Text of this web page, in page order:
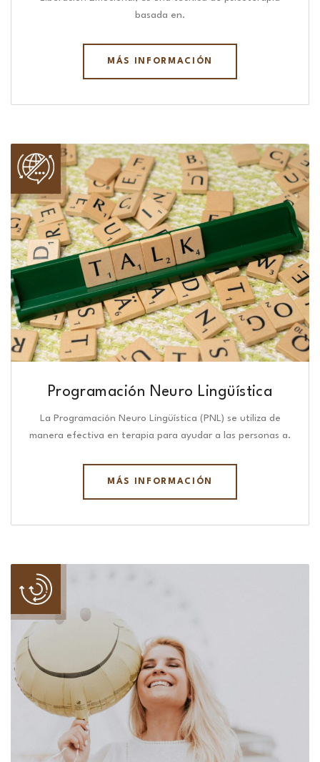
basada en.
MÁS INFORMACIÓN
Programación Neuro Lingüística​
La Programación Neuro Lingüística (PNL) se utiliza de
manera efectiva en terapia para ayudar a las personas a.
MÁS INFORMACIÓN